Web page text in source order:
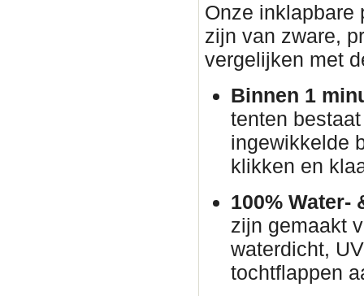
Onze inklapbare
zijn van zware,
vergelijken met
Binnen 1
tenten
ingewikkelde
klikken en
100% Water-
zijn gemaakt
waterdicht,
tochtflappen